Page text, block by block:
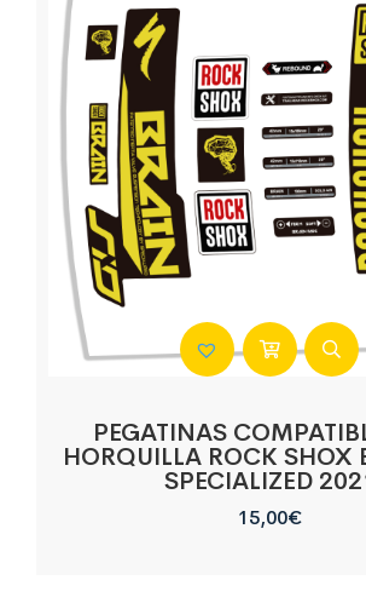
PEGATINAS
HORQUILLA ROCK SHOX
SPECIALIZED
15,00€